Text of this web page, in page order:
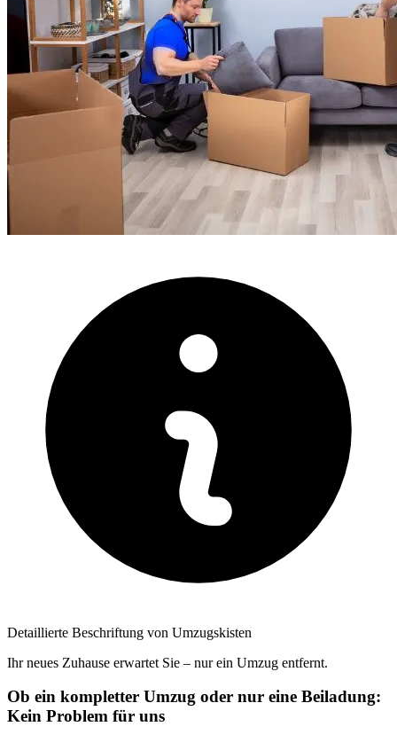
Detaillierte Beschriftung von Umzugskisten
Ihr neues Zuhause erwartet Sie – nur ein Umzug entfernt.
Ob ein kompletter Umzug oder nur eine Beiladung:
Kein Problem für uns